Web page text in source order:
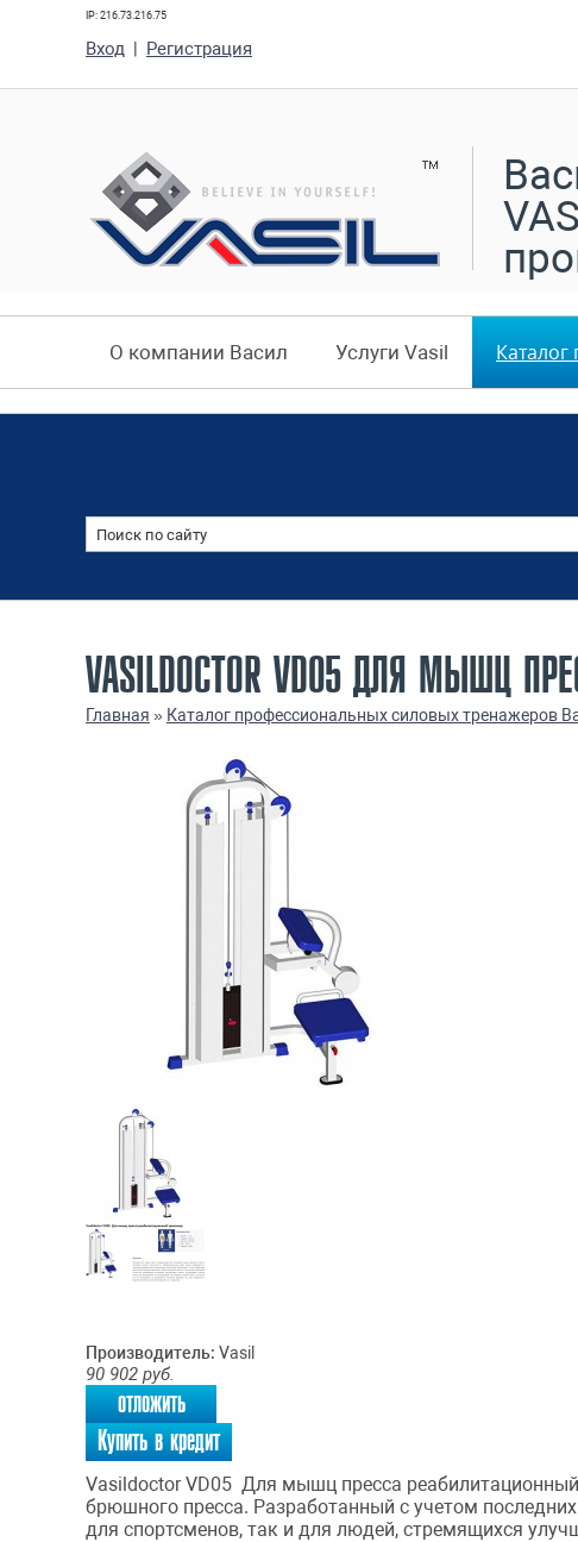
IP: 216.73.216.75
Вход | Регистрация
О компании Васил Услуги Vasil
VASILDOCTOR VD05 ДЛЯ МЫШЦ
Главная » Каталог профессиональных силовых тренажеров
Производитель: Vasil
90 902 руб.
отложить
Купить в кредит
Vasildoctor VD05 Для мышц пресса
брюшного пресса. Разработанный с учетом
для спортсменов, так и для людей, стремящихся